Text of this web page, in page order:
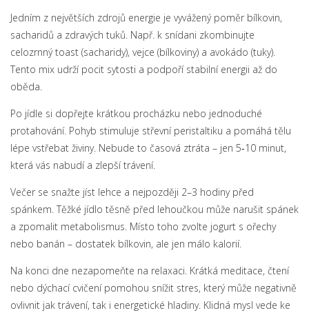
Jedním z největších zdrojů energie je vyvážený poměr bílkovin,
sacharidů a zdravých tuků. Např. k snídani zkombinujte
celozrnný toast (sacharidy), vejce (bílkoviny) a avokádo (tuky).
Tento mix udrží pocit sytosti a podpoří stabilní energii až do
oběda.
Po jídle si dopřejte krátkou procházku nebo jednoduché
protahování. Pohyb stimuluje střevní peristaltiku a pomáhá tělu
lépe vstřebat živiny. Nebude to časová ztráta – jen 5‑10 minut,
která vás nabudí a zlepší trávení.
Večer se snažte jíst lehce a nejpozději 2–3 hodiny před
spánkem. Těžké jídlo těsně před lehoučkou může narušit spánek
a zpomalit metabolismus. Místo toho zvolte jogurt s ořechy
nebo banán – dostatek bílkovin, ale jen málo kalorií.
Na konci dne nezapomeňte na relaxaci. Krátká meditace, čtení
nebo dýchací cvičení pomohou snížit stres, který může negativně
ovlivnit jak trávení, tak i energetické hladiny. Klidná mysl vede ke